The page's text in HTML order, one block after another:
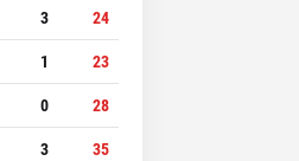
3
24
1
23
0
28
3
35